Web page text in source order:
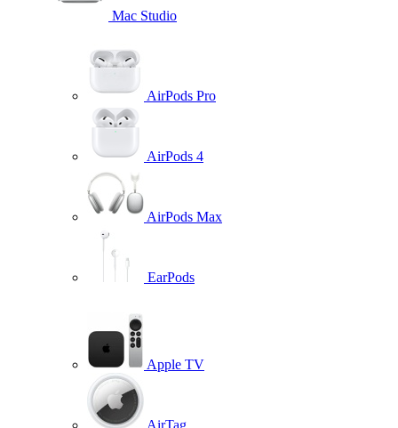
Mac Studio
AirPods Pro
AirPods 4
AirPods Max
EarPods
Apple TV